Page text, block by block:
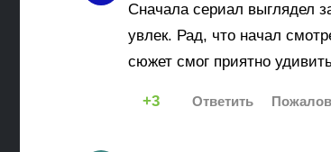
Сначала сериал выглядел
увлек. Рад, что начал
сюжет смог приятно
3